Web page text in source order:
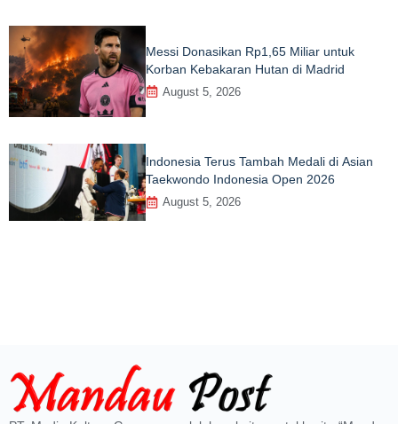
Messi Donasikan Rp1,65 Miliar untuk
Korban Kebakaran Hutan di Madrid
August 5, 2026
Indonesia Terus Tambah Medali di Asian
Taekwondo Indonesia Open 2026
August 5, 2026